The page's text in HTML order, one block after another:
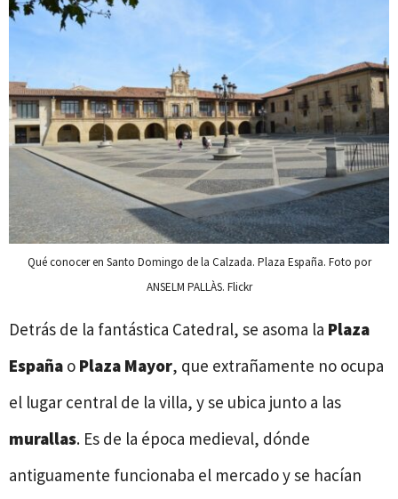
Qué conocer en Santo Domingo de la Calzada. Plaza España. Foto por
ANSELM PALLÀS. Flickr
Detrás de la fantástica Catedral, se asoma la Plaza
España o Plaza Mayor, que extrañamente no ocupa
el lugar central de la villa, y se ubica junto a las
murallas. Es de la época medieval, dónde
antiguamente funcionaba el mercado y se hacían